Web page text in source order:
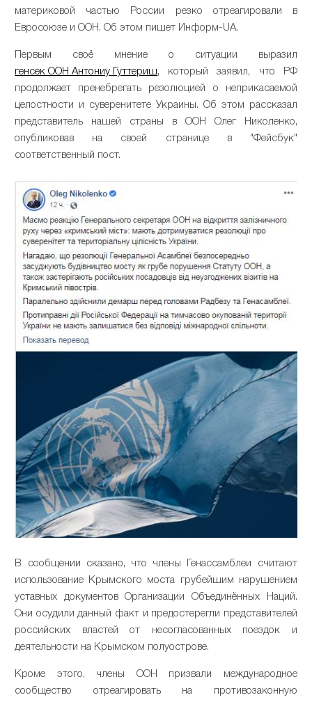
материковой частью России резко отреагировали в
Евросоюзе и ООН. Об этом пишет Информ-UA.
Первым своё мнение о ситуации выразил
генсек ООН Антониу Гуттериш, который заявил, что РФ
продолжает пренебрегать резолюцией о неприкасаемой
целостности и суверенитете Украины. Об этом рассказал
представитель нашей страны в ООН Олег Николенко,
опубликовав на своей странице в "Фейсбук"
соответственный пост.
В сообщении сказано, что члены Генассамблеи считают
использование Крымского моста грубейшим нарушением
уставных документов Организации Объединённых Наций.
Они осудили данный факт и предостерегли представителей
российских властей от несогласованных поездок и
деятельности на Крымском полуострове.
Кроме этого, члены ООН призвали международное
сообщество отреагировать на противозаконную